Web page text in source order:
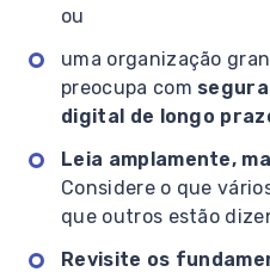
ou
uma organização
preocupa com
digital de longo
Leia amplamente,
Considere o que
que outros estão
Revisite os